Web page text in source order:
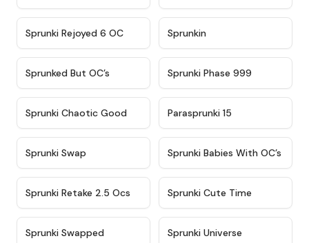
★ 4.4
Sprunki Rejoyed 6 OC Sprunkin
Sprunked But OC’s Sprunki Phase 999
★ 4.7
Sprunki Chaotic Good Parasprunki 15
Sprunki Swap ★ 4.8
Sprunki Babies With OC’s
★ 4.6
Sprunki Retake 2.5 Ocs Sprunki Cute Time
Sprunki Swapped Sprunki Universe